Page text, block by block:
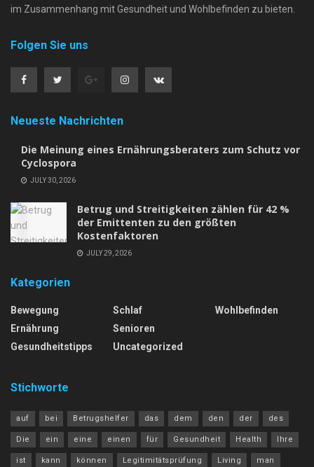
im Zusammenhang mit Gesundheit und Wohlbefinden zu bieten.
Folgen Sie uns
Neueste Nachrichten
Die Meinung eines Ernährungsberaters zum Schutz vor
Cyclospora
JULY 30, 2026
Betrug und Streitigkeiten zählen für 42 %
der Emittenten zu den größten
Kostenfaktoren
JULY 29, 2026
Kategorien
Bewegung
Ernährung
Gesundheitstipps
Schlaf
Senioren
Uncategorized
Wohlbefinden
Stichworte
auf bei Betrugshelfer das dem den der des
Die ein eine einen für Gesundheit Health Ihre
ist kann können Legitimitätsprüfung Living man